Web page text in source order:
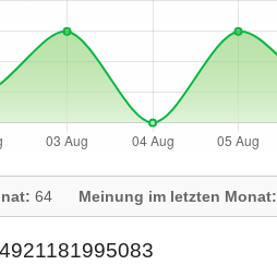
64 Meinung im letzten Monat: